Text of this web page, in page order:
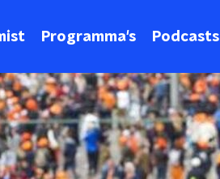
Programma's Podcasts